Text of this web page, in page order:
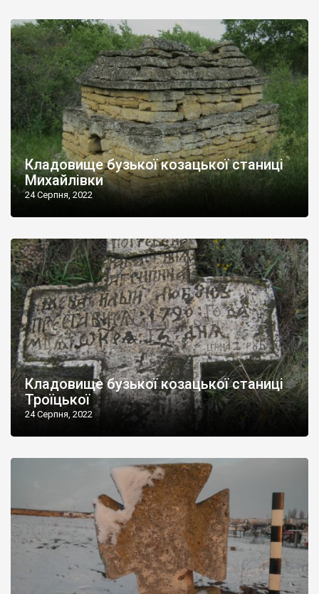
Кладовище бузької козацької станиці
Михайлівки
24 Серпня, 2022
Кладовище бузької козацької станиці
Троїцької
24 Серпня, 2022